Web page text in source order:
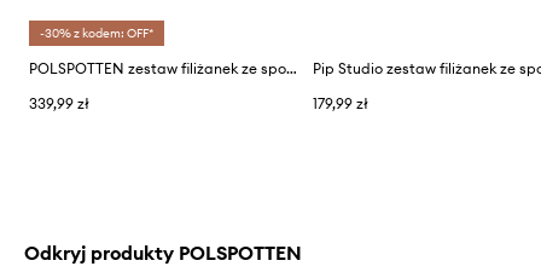
-30% z kodem: OFF*
POLSPOTTEN zestaw filiżanek ze spodkami dla 2 os. Golden Finds 500 ml
339,99 zł
179,99 zł
Odkryj produkty POLSPOTTEN